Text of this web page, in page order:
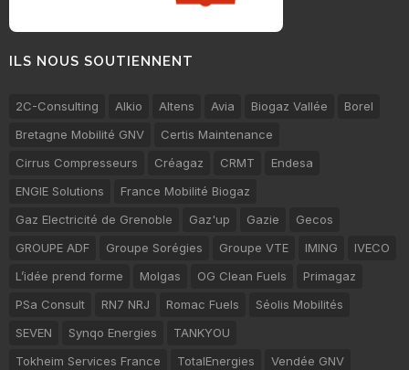
ILS NOUS SOUTIENNENT
2C-Consulting Alkio Altens Avia Biogaz Vallée
Borel
Bretagne Mobilité GNV
Certis Maintenance
Cirrus Compresseurs
Créagaz CRMT
Endesa
ENGIE Solutions
France Mobilité Biogaz
Gaz Electricité de Grenoble
Gaz'up Gazie
Gecos
GROUPE ADF
Groupe Sorégies Groupe VTE IMING
IVECO
L’idée prend forme
Molgas OG Clean Fuels
Primagaz
PSa Consult
RN7 NRJ Romac Fuels
Séolis Mobilités
SEVEN
Synqo Energies
TANKYOU
Tokheim Services France
TotalEnergies Vendée GNV